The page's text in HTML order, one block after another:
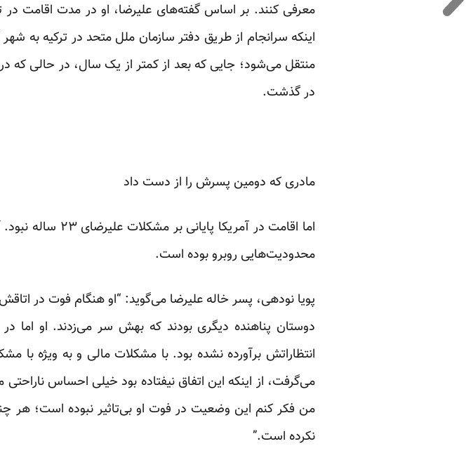
معرفی کنند. بر اساس گفته‌های علیرضا، او در مدت اقامت
اینکه سرانجام از طریق دفتر سازمان ملل متحد در ترکیه به
منتقل می‌شود؛ جایی که بعد از کمتر از یک سال، در حالی
در گذشت.
مادری که دومین پسرش را از دست داد
اما اقامت در
محدودیت‌هایی روبرو بوده است.
پویا نودهی، پسر خاله علیرضا می‌گوید: “او هنگام فوت در
دوستان پناهنده دیگری بودند که بهش سر می‌زدند. او اما
انتظاراتش برآورده نشده بود. با مشکلات مالی و به ویژه با
می‌گرفت، از اینکه این اتفاق نیفتاده بود خیلی احساس
من فکر کنم این وضعیت در فوت او بی‌تاثیر نبوده است؛ هر
نکرده است.”